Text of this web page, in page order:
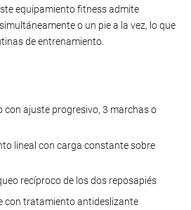
equipamiento fitness admite
o un pie a la vez, lo que
de entrenamiento.
con ajuste progresivo, 3 marchas o
lineal con carga constante sobre
recíproco de los dos reposapiés
con tratamiento antideslizante